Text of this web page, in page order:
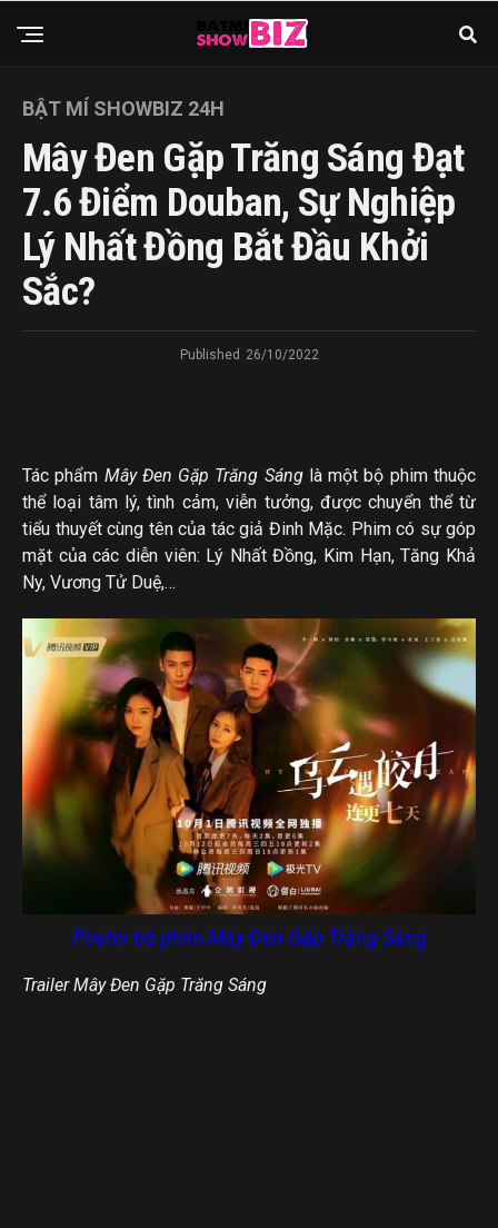
BẬT MÍ SHOWBIZ 24H
Mây Đen Gặp Trăng Sáng Đạt
7.6 Điểm Douban, Sự Nghiệp
Lý Nhất Đồng Bắt Đầu Khởi
Sắc?
Published 26/10/2022
Tác phẩm Mây Đen Gặp Trăng Sánglà một bộ phim thuộc
thể loại tâm lý, tình cảm, viễn tưởng, được chuyển thể từ
tiểu thuyết cùng tên của tác giả Đinh Mặc. Phim có sự góp
mặt của các diễn viên: Lý Nhất Đồng, Kim Hạn, Tăng Khả
Ny, Vương Tử Duệ,…
Poster bộ phim Mây Đen Gặp Trăng Sáng
Trailer Mây Đen Gặp Trăng Sáng